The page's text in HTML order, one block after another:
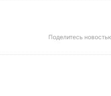
Поделитесь